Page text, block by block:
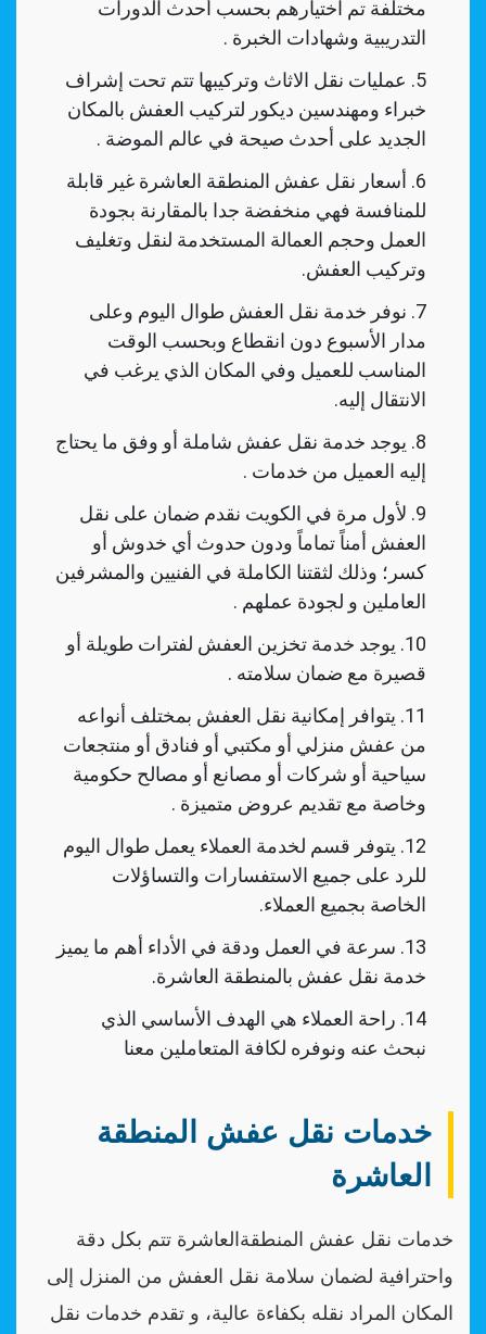
مختلفة تم اختيارهم بحسب أحدث الدورات
التدريبية وشهادات الخبرة .
عمليات نقل الاثاث وتركيبها تتم تحت إشراف
خبراء ومهندسين ديكور لتركيب العفش بالمكان
الجديد على أحدث صيحة في عالم الموضة .
أسعار نقل عفش المنطقة العاشرة غير قابلة
للمنافسة فهي منخفضة جدا بالمقارنة بجودة
العمل وحجم العمالة المستخدمة لنقل وتغليف
وتركيب العفش.
نوفر خدمة نقل العفش طوال اليوم وعلى
مدار الأسبوع دون انقطاع وبحسب الوقت
المناسب للعميل وفي المكان الذي يرغب في
الانتقال إليه.
يوجد خدمة نقل عفش شاملة أو وفق ما يحتاج
إليه العميل من خدمات .
لأول مرة في الكويت نقدم ضمان على نقل
العفش أمناً تماماً ودون حدوث أي خدوش أو
كسر؛ وذلك لثقتنا الكاملة في الفنيين والمشرفين
العاملين و لجودة عملهم .
يوجد خدمة تخزين العفش لفترات طويلة أو
قصيرة مع ضمان سلامته .
يتوافر إمكانية نقل العفش بمختلف أنواعه
من عفش منزلي أو مكتبي أو فنادق أو منتجعات
سياحية أو شركات أو مصانع أو مصالح حكومية
وخاصة مع تقديم عروض متميزة .
يتوفر قسم لخدمة العملاء يعمل طوال اليوم
للرد على جميع الاستفسارات والتساؤلات
الخاصة بجميع العملاء.
سرعة في العمل ودقة في الأداء أهم ما يميز
خدمة نقل عفش بالمنطقة العاشرة.
راحة العملاء هي الهدف الأساسي الذي
نبحث عنه ونوفره لكافة المتعاملين معنا
خدمات نقل عفش المنطقة
العاشرة
خدمات نقل عفش المنطقةالعاشرة تتم بكل دقة
واحترافية لضمان سلامة نقل العفش من المنزل إلى
المكان المراد نقله بكفاءة عالية، و تقدم خدمات نقل